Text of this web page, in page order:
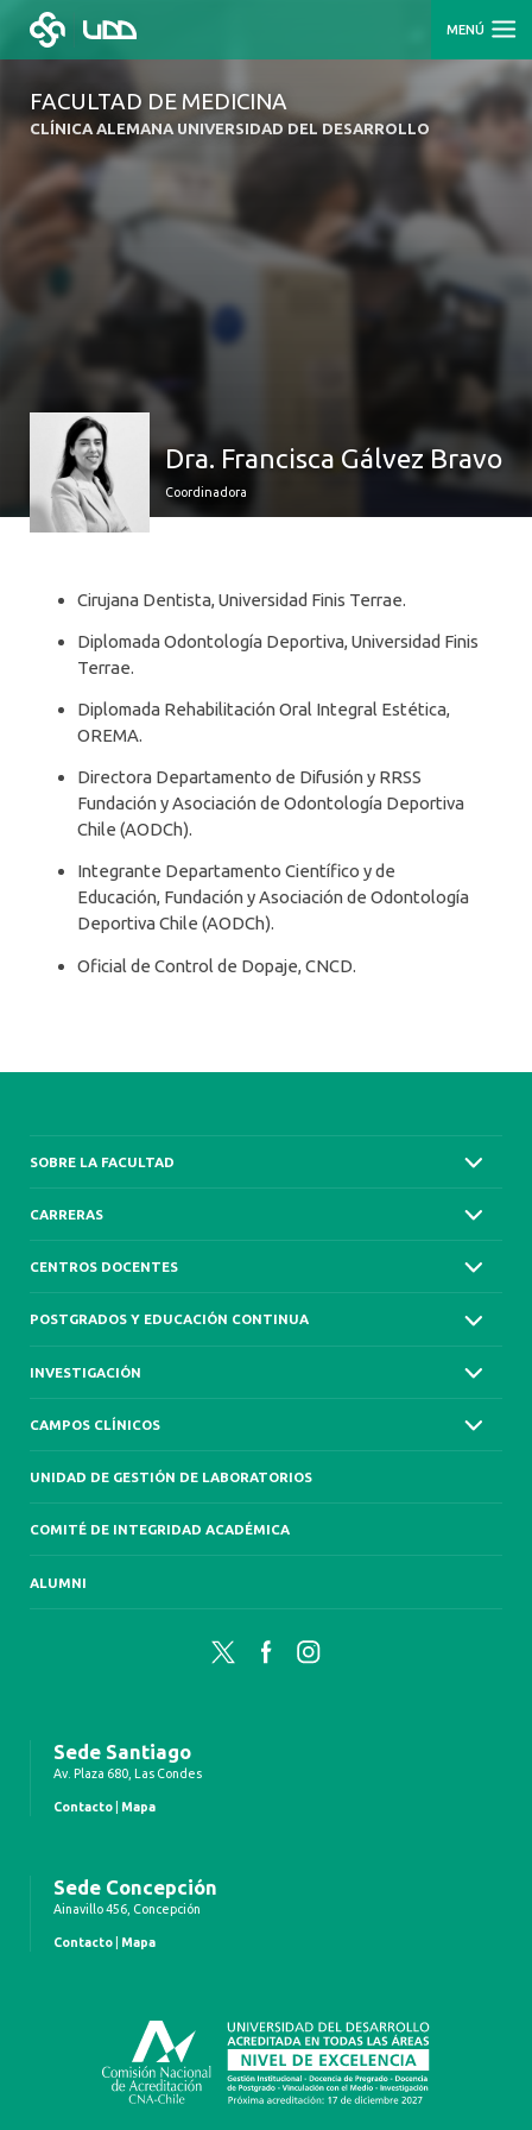
MENÚ
FACULTAD DE MEDICINA
CLÍNICA ALEMANA UNIVERSIDAD DEL DESARROLLO
Dra. Francisca Gálvez Bravo
Coordinadora
Cirujana Dentista, Universidad Finis Terrae.
Diplomada Odontología Deportiva, Universidad Finis
Terrae.
Diplomada Rehabilitación Oral Integral Estética,
OREMA.
Directora Departamento de Difusión y RRSS
Fundación y Asociación de Odontología Deportiva
Chile (AODCh).
Integrante Departamento Científico y de
Educación, Fundación y Asociación de Odontología
Deportiva Chile (AODCh).
Oficial de Control de Dopaje, CNCD.
SOBRE LA FACULTAD
CARRERAS
CENTROS DOCENTES
POSTGRADOS Y EDUCACIÓN CONTINUA
INVESTIGACIÓN
CAMPOS CLÍNICOS
UNIDAD DE GESTIÓN DE LABORATORIOS
COMITÉ DE INTEGRIDAD ACADÉMICA
ALUMNI
Twitter FacebookInstagram
Sede Santiago
Av. Plaza 680, Las Condes
Contacto Mapa
Sede Concepción
Ainavillo 456, Concepción
Contacto Mapa